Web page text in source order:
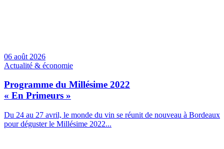
06 août 2026
Actualité & économie
Programme du Millésime 2022
« En Primeurs »
Du 24 au 27 avril, le monde du vin se réunit de nouveau à Bordeaux
pour déguster le Millésime 2022...